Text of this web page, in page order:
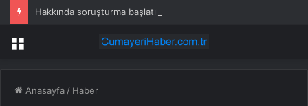
Menü
Anasayfa / Haber